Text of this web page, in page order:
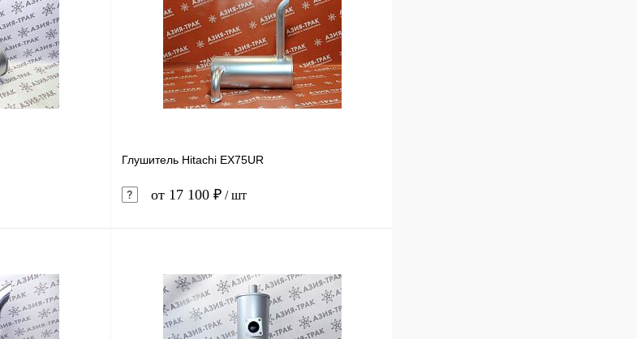
Сравнение
В наличии
Глушитель Hitachi EX75UR
от 17 100 ₽ / шт
Купить в 1 клик Сравнение
В избранное В наличии